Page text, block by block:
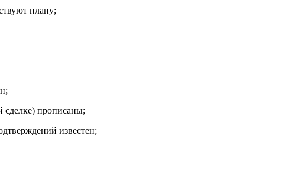
плану;
сделке) прописаны;
известен;